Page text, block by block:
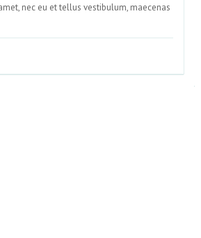
nec eu et tellus vestibulum, maecenas